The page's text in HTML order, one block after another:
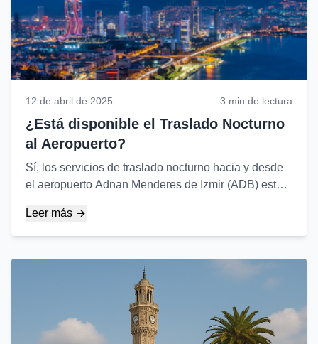
12 de abril de 2025 3 min de lectura
¿Está disponible el Traslado Nocturno
al Aeropuerto?
Sí, los servicios de traslado nocturno hacia y desde
el aeropuerto Adnan Menderes de Izmir (ADB) están
vuelos nocturnos...
Leer más